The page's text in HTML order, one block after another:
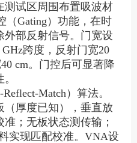
测试区周围布置吸波材
（Gating）功能，在时
部反射信号。门宽设
跨度，反射门宽20
cm。门控后可显著降
Match）算法。
厚度已知），垂直放
；无板状态测传输；
实现匹配校准。VNA设